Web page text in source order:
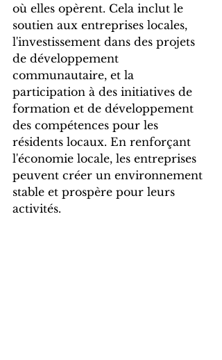
où elles opèrent. Cela inclut le
soutien aux entreprises locales,
l'investissement dans des projets
de développement
communautaire, et la
participation à des initiatives de
formation et de développement
des compétences pour les
résidents locaux. En renforçant
l'économie locale, les entreprises
peuvent créer un environnement
stable et prospère pour leurs
activités.